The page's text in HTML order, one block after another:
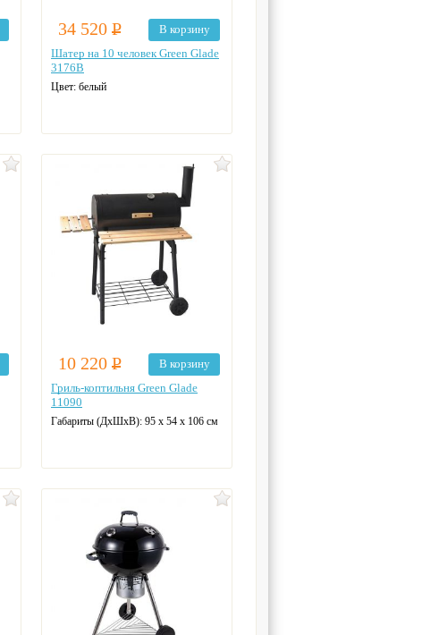
34 520 Р
В корзину
Шатер на 10 человек Green Glade
3176В
Цвет: белый
10 220 Р
В корзину
Гриль-коптильня Green Glade
11090
Габариты (ДхШхВ): 95 х 54 х 106 см